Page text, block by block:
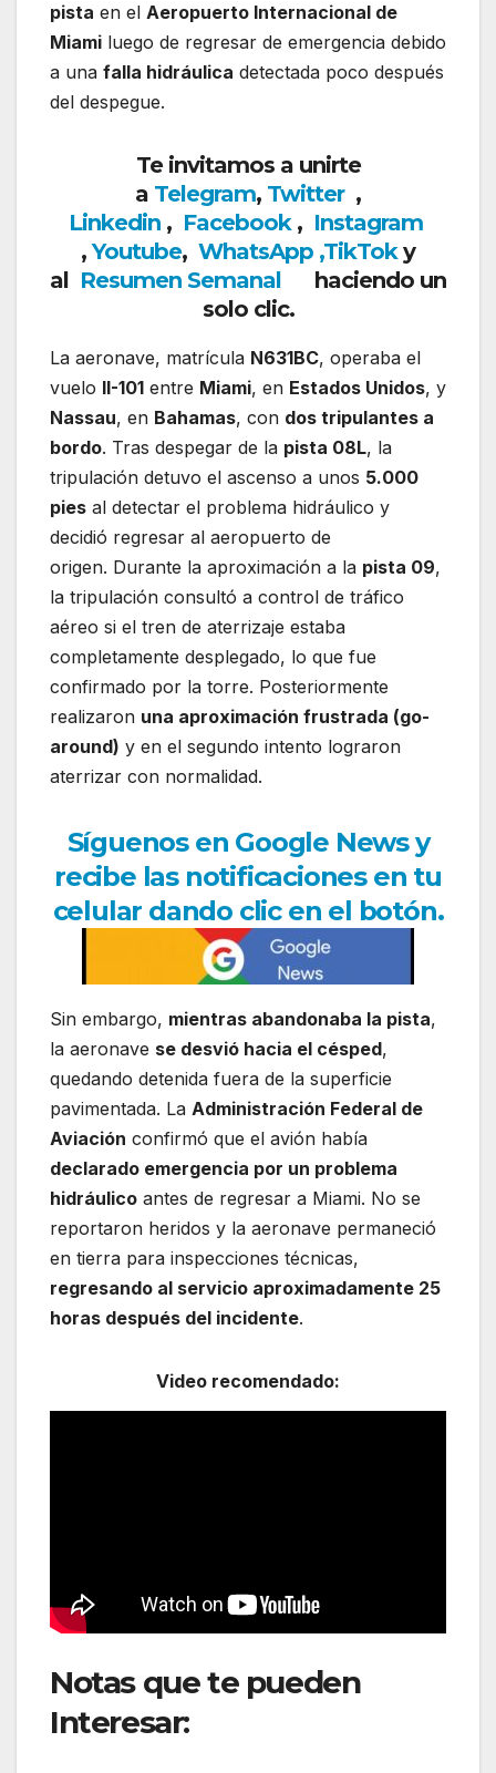
pista en el Aeropuerto Internacional de
Miami luego de regresar de emergencia debido
a una falla hidráulica detectada poco después
del despegue.
Te invitamos a unirte
a Telegram, Twitter ,
Linkedin, Facebook, Instagram
,Youtube, WhatsApp ,TikToky
al Resumen Semanal haciendo un
solo clic.
La aeronave, matrícula N631BC, operaba el
vuelo II-101 entre Miami, en Estados Unidos, y
Nassau, en Bahamas, con dos tripulantes a
bordo. Tras despegar de la pista 08L, la
tripulación detuvo el ascenso a unos 5.000
pies al detectar el problema hidráulico y
decidió regresar al aeropuerto de
origen. Durante la aproximación a la pista 09,
la tripulación consultó a control de tráfico
aéreo si el tren de aterrizaje estaba
completamente desplegado, lo que fue
confirmado por la torre. Posteriormente
realizaron una aproximación frustrada (go-
around) y en el segundo intento lograron
aterrizar con normalidad.
Síguenos en Google News y
recibe las notificaciones en tu
celular dando clic en el botón.
Sin embargo, mientras abandonaba la pista,
la aeronave se desvió hacia el césped,
quedando detenida fuera de la superficie
pavimentada. La Administración Federal de
Aviación confirmó que el avión había
declarado emergencia por un problema
hidráulico antes de regresar a Miami. No se
reportaron heridos y la aeronave permaneció
en tierra para inspecciones técnicas,
regresando al servicio aproximadamente 25
horas después del incidente.
Video recomendado:
Notas que te pueden
Interesar: